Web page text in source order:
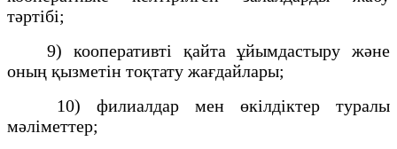
тәртiбi;
9) кооперативтi қайта ұйымдастыру және
оның қызметiн тоқтату жағдайлары;
10) филиалдар мен өкiлдiктер туралы
мәлiметтер;